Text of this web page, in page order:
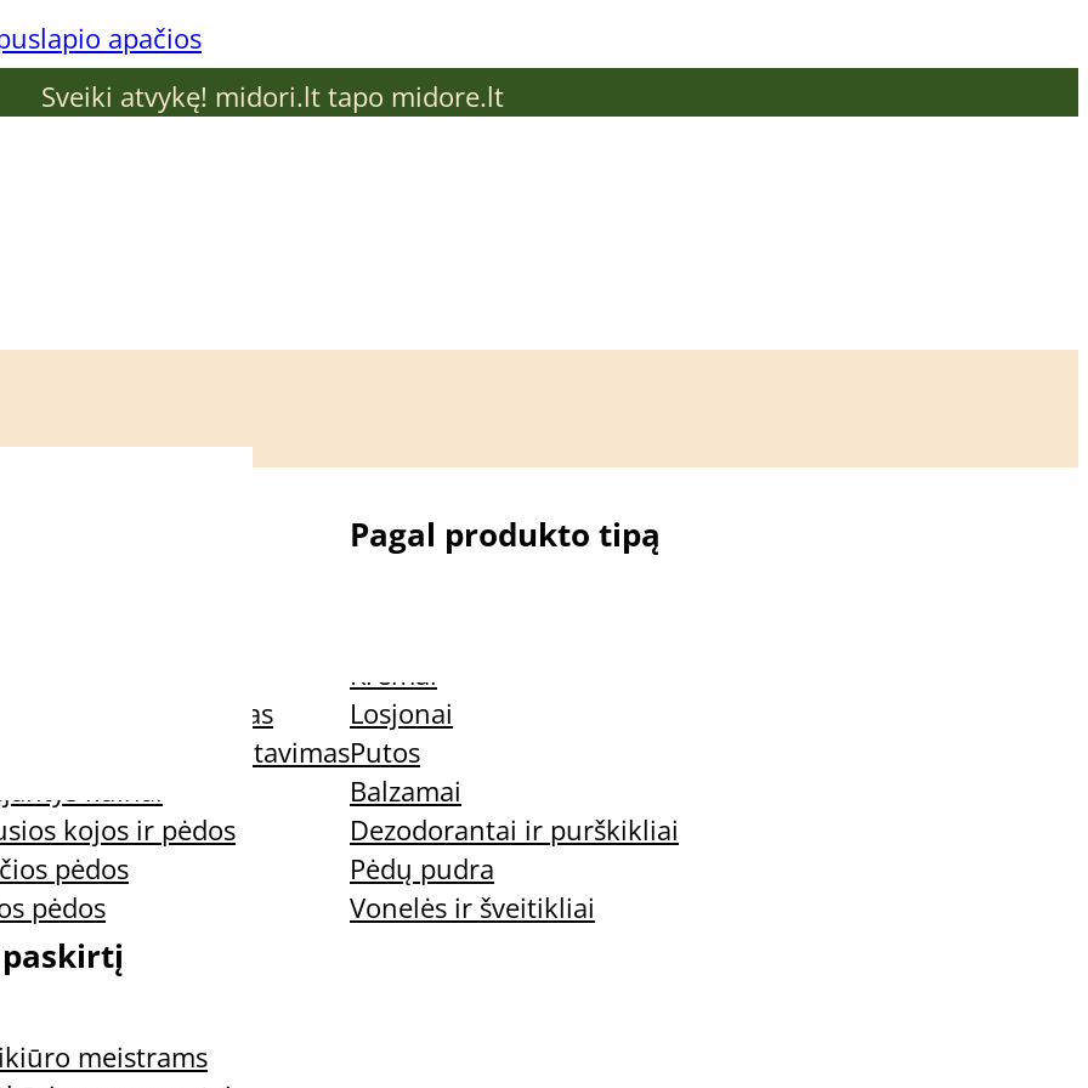
apačios
Sveiki atvykę! midori.lt tapo midore.lt
ir trynimas
kvapas ir prakaitavimas
kulnai
kojos ir pėdos
pėdos
pėdos
Pagal produkto tipą
Kremai
Losjonai
Putos
Balzamai
Dezodorantai ir purškikliai
Pėdų pudra
Vonelės ir šveitikliai
paskirtį
meistrams
Light Primer